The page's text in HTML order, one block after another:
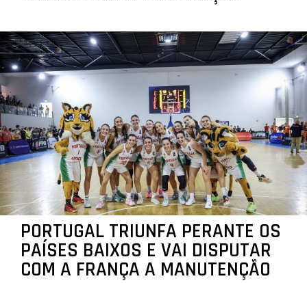
PORTUGAL TRIUNFA PERANTE OS
PAÍSES BAIXOS E VAI DISPUTAR
COM A FRANÇA A MANUTENÇÃO